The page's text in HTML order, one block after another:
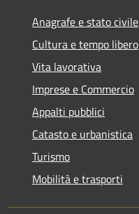
Anagrafe e stato civile
Cultura e tempo libero
Vita lavorativa
Imprese e Commercio
Appalti pubblici
Catasto e urbanistica
Turismo
Mobilità e trasporti